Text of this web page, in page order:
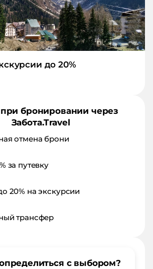
до 20%
бронировании через
Забота.Travel
отмена брони
за путевку
20% на экскурсии
трансфер
с выбором?